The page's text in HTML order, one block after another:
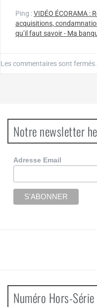
Ping :VIDÉO ÉCORAMA :
acquisitions,
qu’il faut savoir - Ma
Les commentaires sont fermés.
Notre newsletter
Adresse Email
Numéro Hors-